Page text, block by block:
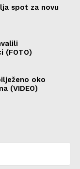
spot za novu
(FOTO)
oko
(VIDEO)